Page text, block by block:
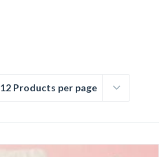
12 Products per page